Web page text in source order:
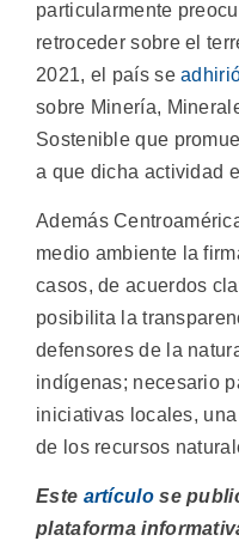
particularmente
retroceder sobre el
2021, el país se
sobre Minería,
Sostenible que
a que dicha actividad
Además
medio ambiente la
casos, de acuerdos
posibilita la
defensores de la
indígenas; necesario
iniciativas locales,
de los recursos
Este artículose
plataforma